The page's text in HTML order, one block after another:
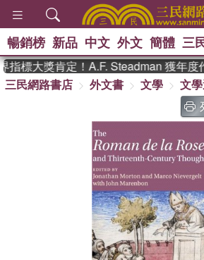
熱搜： 東野圭
、 如
國際
孩：黎曼猜想 、
暢銷榜 新品 中文 外文 簡體 三
標大獎肯定！A.F. Steadman 獲年度
三民網路書店
外文書 文學
文